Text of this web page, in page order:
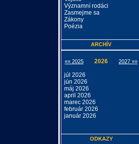
Významní rodáci
Zasmejme sa
Zákony
Poézia
ARCHÍV
«« 2025 2026 2027 »»
júl 2026
jún 2026
máj 2026
april 2026
marec 2026
február 2026
január 2026
ODKAZY